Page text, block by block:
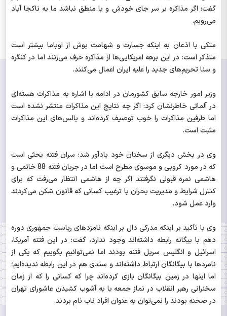
گفت: اگر مذاکره بر سر جای خودش و با منطق نباشد ما به ناکجا آباد
می‌رویم.
متکی با اذعان به اینکه جسارت و شهامت بوش از اوباما بیشتر است
متذکر است: در این برهه امریکایی‌ها از مذاکره حرف می‌زنند اما در کنگره
و سنا تحریم‌های جدید را علیه ایران اعمال می‌کنند.
وزیر امور خارجه سابق کشورمان در ادامه با اشاره به مذاکرات هسته‌ای
در آلماتی خاطرنشان کرد: اگر چه نتایج این مذاکرات منتشر نشده است
اما طرفین مذاکرات را خوب توصیف کرده‌اند و پالس‌های این مذاکرات
مثبت است.
وی در بخش دیگری از سخنان خود یادآور شد: سران فتنه بحثی است
که در مورد کروبی و موسوی مطرح است اما در جریان فتنه 88 خاتمی و
هاشمی نمره قبولی نگرفتند اگر چه از هاشمی انتظار می‌رفت که برای
کنترل شرایط و مدیریت بحران با ترغیب کسانی که قانون شکن می‌کردند
وارد عمل شود.
وی با تأکید بر اینکه مدرکی دال بر اینکه نامزدهای ریاست جمهوری دوره
دهم با بیگانه رابطه داشته‌اند وجود ندارد، گفت: در این فتنه آمریکا،
اسرائیل و انگلیس سرپل فتنه بودند اما نمی‌توانیم بگوییم که یکی از
نامزدها با بیگانگان ارتباط داشته‌اند و سندی هم در این رابطه ندیده‌ایم؛
اما اینها در زمین بیگانگان بازی کرده‌اند چرا که کسانی را که از زمان
سخنرانی رهبر انقلاب در نماز جمعه با به آشوب کشیدن عاشورای تهران
در صحنه بودند را نمی‌توان به عنوان افراد ناب نام بردند.